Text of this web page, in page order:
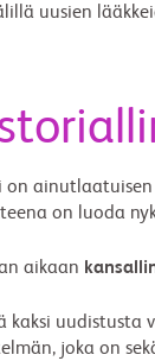
uusien
on
on luoda
aikaan
kaksi uudistusta
joka on